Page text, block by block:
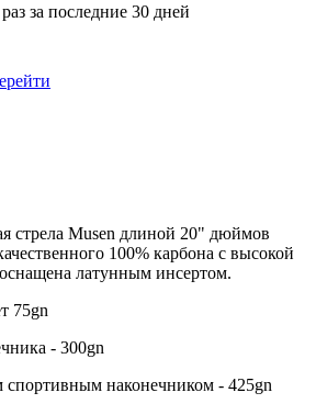
за последние 30 дней
стрела Musen длиной 20" дюймов
100% карбона с высокой
латунным инсертом.
75gn
- 300gn
наконечником - 425gn